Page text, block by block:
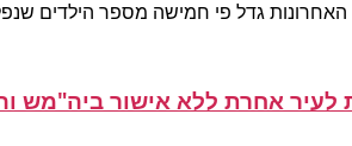
גדל פי חמישה מספר הילדים
אחרת ללא אישור ביה"מש